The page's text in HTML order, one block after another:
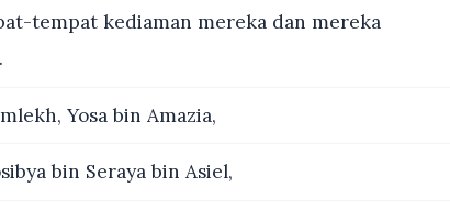
tempat kediaman mereka dan mereka
Yosa bin Amazia,
bin Seraya bin Asiel,